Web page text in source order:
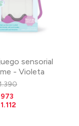
sensorial
- Violeta
973
1.112